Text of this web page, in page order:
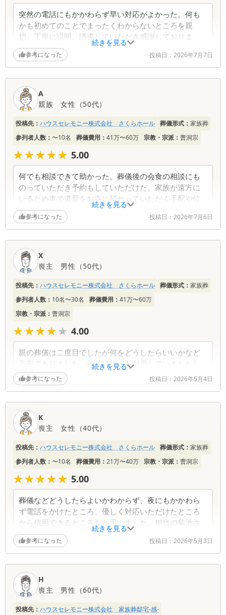
続きを見る
突然の電話にもかかわらず早い対応がよかった。何も
かも初めてのことでまったくわからないところを親
切、丁寧に説明、誘導していただき感謝しておりま
す。何かあった時は利用したいと思っていますのでよ
ろしくお願いします。都合があるのでしょうが事務所
の中の荷物は少し整理した方がいいと思いました(笑)
参考になった 投稿日： 2026年7月7日
続きを見る
A
親族
女性 （50代）
投稿先： ハウスセレモニー株式会社 さくらホール 葬儀形式： 家族葬
参列者人数： 〜10名 葬儀費用： 41万〜60万 宗教・宗派： 曹洞宗
★★★★★
★★★★★ 5.00
何でも相談できて助かった。葬儀後の会食の相談にも
のっていただき予約もしていただけた。家族が遠方に
いるため車で遺骨をお寺に預かっていただく手配や位
牌の預かりなど本当に寄り添っていただいて感謝しか
ありません。
参考になった 投稿日： 2026年7月6日
続きを見る
X
喪主
男性 （50代）
投稿先： ハウスセレモニー株式会社 さくらホール 葬儀形式： 家族葬
参列者人数： 10名〜30名 葬儀費用： 41万〜60万
宗教・宗派： 曹洞宗
★★★★★
★★★★★ 4.00
親の葬儀は二度目でしたが何をどうしたらいいかなど
不安でありました。御社は知人も利用していましたし
いつでも車で通る場所であったため利用しました。心
の準備として説明を受けました。親切に対応してくだ
ございました。
葬儀社からの返信コメント
二度目のご経験であっても、大切な方とのお別れと
なれば、不安や戸惑いは尽きないものだったことと
思います。 事前にお話をお聞きしながら、ご葬儀
までの流れやご準備についてご説明したことで、少
しでも心のご負担が和らいでおりましたら幸いで
す。また、日頃から当館をご覧いただき、ご縁を感
じてお越しいただけたことも嬉しく拝見いたしまし
た。 これからも、ご家族が安心して故人様との大
切な時間を過ごせるよう、一つひとつ丁寧に寄り添
ってまいります。どうぞご家族皆様、お身体を大切
になさってください。
参考になった 投稿日： 2026年5月4日
続きを見る
K
喪主
女性 （40代）
投稿先： ハウスセレモニー株式会社 さくらホール 葬儀形式： 家族葬
参列者人数： 〜10名 葬儀費用： 21万〜40万 宗教・宗派： 曹洞宗
★★★★★
★★★★★ 5.00
葬儀などどうしたらよいかわからず、夜にもかかわら
ず電話をかけたところ、優しく対応いただけたところ
から信用できるところだと思いました。担当の菊池さ
んは対応も易しくこちらの意向を親身に聞き入れてく
ださり本当に感謝しています。皆さんが本当に言い方
たちばかりで心強かったです。ありがとうございまし
た。
葬儀社からの返信コメント
参考になった 投稿日： 2026年5月3日
H
喪主
男性 （60代）
投稿先： ハウスセレモニー株式会社 家族葬邸宅-感-